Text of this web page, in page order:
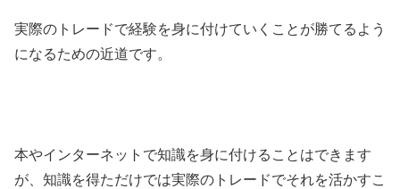
実際のトレードで経験を身に付けていくことが勝てるよう
になるための近道です。
本やインターネットで知識を身に付けることはできます
が、知識を得ただけでは実際のトレードでそれを活かすこ